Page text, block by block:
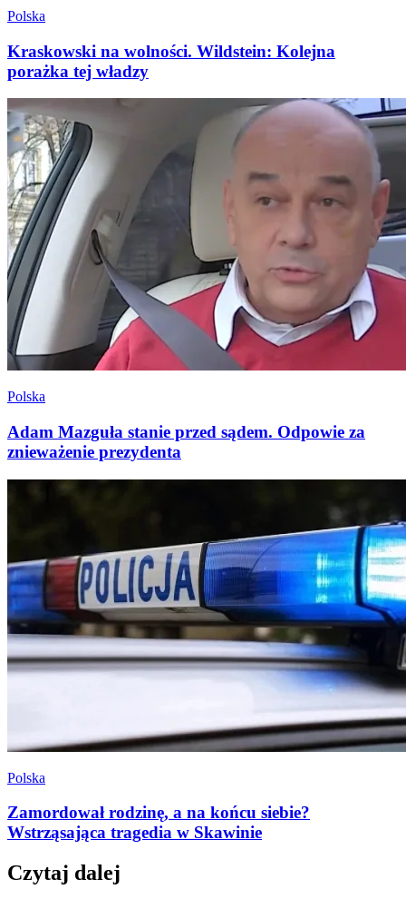
Polska
Kraskowski na wolności. Wildstein: Kolejna
porażka tej władzy
Polska
Adam Mazguła stanie przed sądem. Odpowie za
znieważenie prezydenta
Polska
Zamordował rodzinę, a na końcu siebie?
Wstrząsająca tragedia w Skawinie
Czytaj dalej